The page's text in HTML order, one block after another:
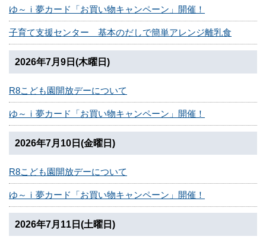
ゆ～ｉ夢カード「お買い物キャンペーン」開催！
子育て支援センター 基本のだしで簡単アレンジ離乳食
2026年7月9日(木曜日)
R8こども園開放デーについて
ゆ～ｉ夢カード「お買い物キャンペーン」開催！
2026年7月10日(金曜日)
R8こども園開放デーについて
ゆ～ｉ夢カード「お買い物キャンペーン」開催！
2026年7月11日(土曜日)